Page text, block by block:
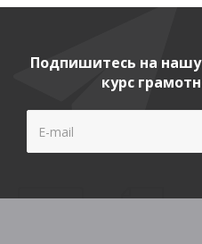
Подпишитесь на
курс